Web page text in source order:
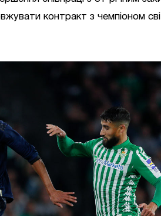
контракт з чемпіоном